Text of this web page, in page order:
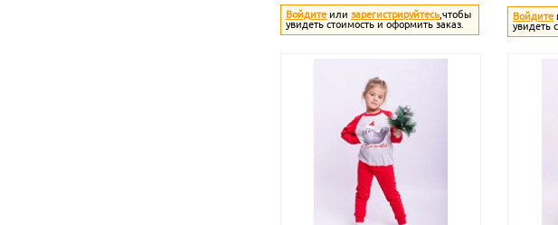
Войдите или зарегистрируйтесь ,чтобы
увидеть стоимость и оформить заказ.
Войдите
увидеть